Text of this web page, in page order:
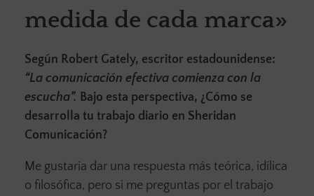
medida de cada marca»
Según Robert Gately, escritor estadounidense:
“La comunicación efectiva comienza con la
escucha”. Bajo esta perspectiva, ¿Cómo se
desarrolla tu trabajo diario en Sheridan
Comunicación?
Me gustaría dar una respuesta más teórica, idílica
o filosófica, pero si me preguntas por el trabajo